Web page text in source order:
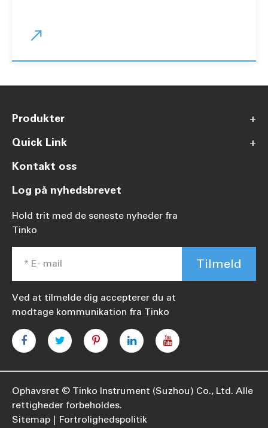

Produkter
+
Quick Link
+
Kontakt oss
Log på nyhedsbrevet
Hold trit med de seneste nyheder fra
Tinko
Tilmeld
Ved at tilmelde dig accepterer du at
modtage kommunikation fra Tinko
Ophavsret © Tinko Instrument (Suzhou) Co., Ltd. Alle
rettigheder forbeholdes.
Sitemap
Fortrolighedspolitik